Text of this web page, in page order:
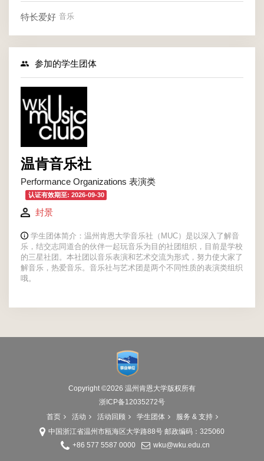
特长爱好 音乐
参加的学生团体
温肯音乐社
Performance Organizations 表演类
认证有效期至: 2026-09-30
封景
学生团体简介：温州肯恩大学音乐社（MUC）是以深入了解音
乐，结交志同道合的伙伴一起玩音乐为目的社团组织，目前是学校
的三星社团。本社团以音乐表演和艺术交流为形式，努力使大家了
解音乐，热爱音乐。音乐社与艺术团是两个不同性质的表演类组织
哦。
Copyright ©2026 温州肯恩大学版权所有
浙ICP备12035272号
首页
活动 活动回顾 学生团体
服务 & 支持
中国浙江省温州市瓯海区大学路88号 邮政编码：325060
+86 577 5587 0000
wku@wku.edu.cn